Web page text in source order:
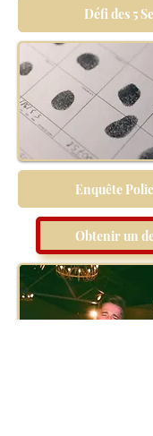
Défi des 5
Enquête
Obtenir un